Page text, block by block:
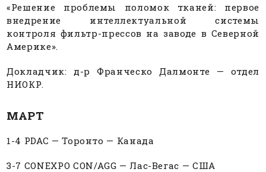
«Решение проблемы поломок тканей: первое
внедрение интеллектуальной системы
контроля фильтр-прессов на заводе в Северной
Америке».
Докладчик: д-р Франческо Далмонте — отдел
НИОКР.
МАРТ
1-4 PDAC — Торонто — Канада
3-7 CONEXPO CON/AGG — Лас-Вегас — США